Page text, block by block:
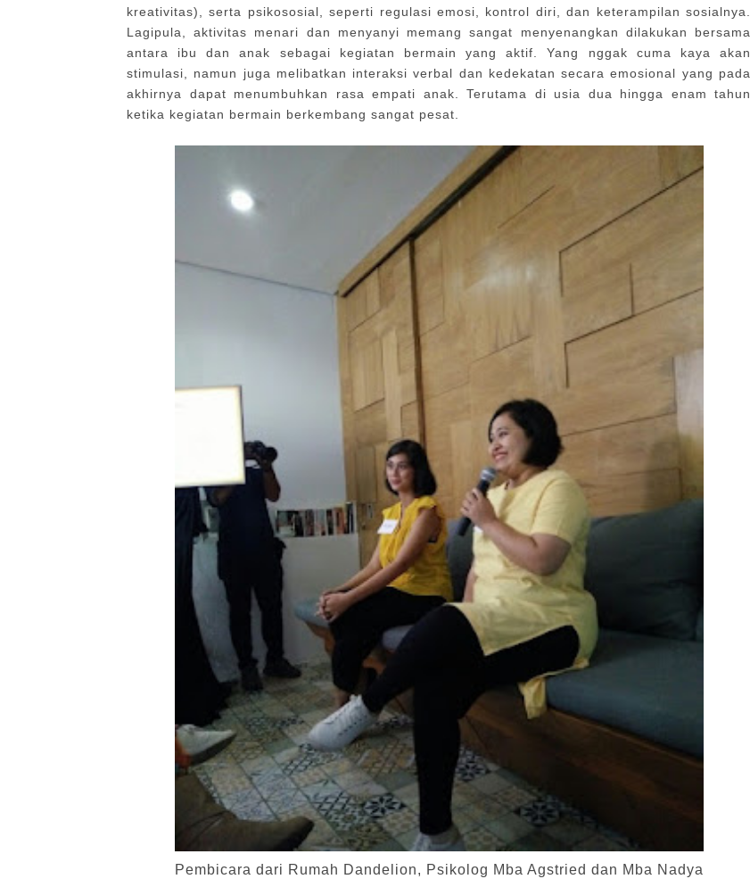
kreativitas), serta psikososial, seperti regulasi emosi, kontrol diri, dan keterampilan sosialnya.
Lagipula, aktivitas menari dan menyanyi memang sangat menyenangkan dilakukan bersama
antara ibu dan anak sebagai kegiatan bermain yang aktif. Yang nggak cuma kaya akan
stimulasi, namun juga melibatkan interaksi verbal dan kedekatan secara emosional yang pada
akhirnya dapat menumbuhkan rasa empati anak. Terutama di usia dua hingga enam tahun
ketika kegiatan bermain berkembang sangat pesat.
Pembicara dari Rumah Dandelion, Psikolog Mba Agstried dan Mba Nadya